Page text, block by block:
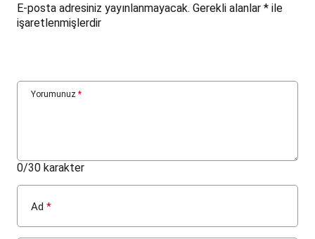
E-posta adresiniz yayınlanmayacak. Gerekli alanlar * ile
işaretlenmişlerdir
Yorumunuz *
0/30 karakter
Ad *